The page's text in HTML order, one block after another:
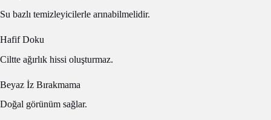
Su bazlı temizleyicilerle arınabilmelidir.
Hafif Doku
Ciltte ağırlık hissi oluşturmaz.
Beyaz İz Bırakmama
Doğal görünüm sağlar.